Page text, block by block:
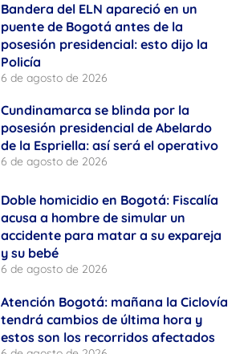
Bandera del ELN apareció en un
puente de Bogotá antes de la
posesión presidencial: esto dijo la
Policía
6 de agosto de 2026
Cundinamarca se blinda por la
posesión presidencial de Abelardo
de la Espriella: así será el operativo
6 de agosto de 2026
Doble homicidio en Bogotá: Fiscalía
acusa a hombre de simular un
accidente para matar a su expareja
y su bebé
6 de agosto de 2026
Atención Bogotá: mañana la Ciclovía
tendrá cambios de última hora y
estos son los recorridos afectados